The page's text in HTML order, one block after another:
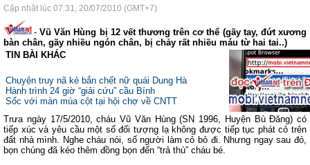
Cập nhật lúc 07:31, 20/07/2010 (GMT+7)
-Vũ Văn Hùng bị 12 vết thương trên cơ thể (gãy tay, đứt xương
bàn chân, gãy nhiều ngón chân, bị chảy rất nhiều máu từ hai tai..)
TIN BÀI KHÁC
Chuyện truy nã kẻ bắn chết nữ quái Dung Hà
Hành trình 24 giờ “giải cứu” cầu Bính
Sốc với màn múa cột tại hội chợ về CNTT
Trưa ngày 17/5/2010, cháu Vũ Văn Hùng (SN 1996, Huyện Bù Đăng) có
tiếp xúc và yêu cầu một số đối tượng lạ không được tiếp tục phát cỏ trên
đất nhà mình. Nghe cháu nói, số người làm cỏ bỏ đi. Nhưng ngay sau đó,
bọn chúng đã kéo thêm đồng bọn đến “trả thù” cháu bé.